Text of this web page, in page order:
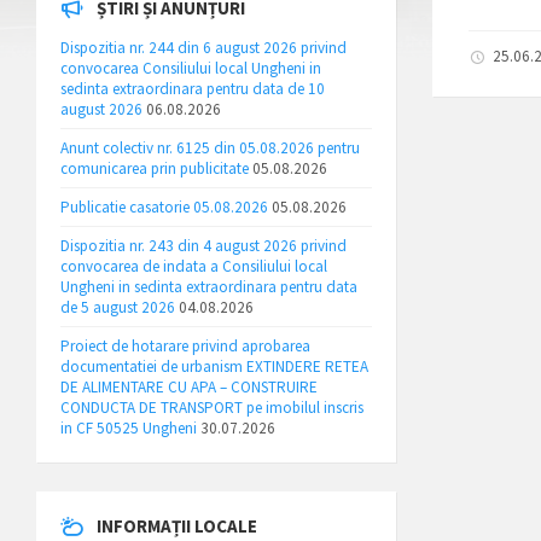
ȘTIRI ȘI ANUNȚURI
Dispozitia nr. 244 din 6 august 2026 privind
convocarea Consiliului local Ungheni in
sedinta extraordinara pentru data de 10
august 2026 06.08.2026
Anunt colectiv nr. 6125 din 05.08.2026 pentru
comunicarea prin publicitate 05.08.2026
Publicatie casatorie 05.08.2026 05.08.2026
Dispozitia nr. 243 din 4 august 2026 privind
convocarea de indata a Consiliului local
Ungheni in sedinta extraordinara pentru data
de 5 august 2026 04.08.2026
Proiect de hotarare privind aprobarea
documentatiei de urbanism EXTINDERE RETEA
DE ALIMENTARE CU APA – CONSTRUIRE
CONDUCTA DE TRANSPORT pe imobilul inscris
in CF 50525 Ungheni 30.07.2026
INFORMAȚII LOCALE